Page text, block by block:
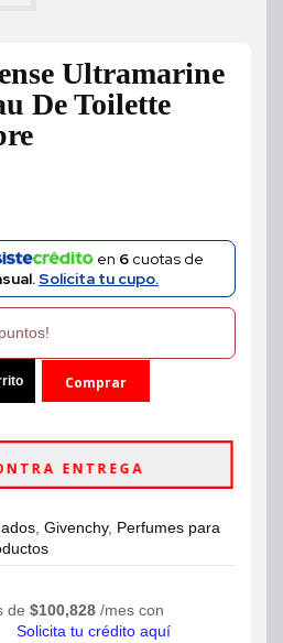
Ultramarine
De Toilette
en 6cuotas de
Solicita tu cupo.
Comprar
ENTREGA
Givenchy, Perfumes para
de $100,828 /mes con
Solicita tu crédito aquí